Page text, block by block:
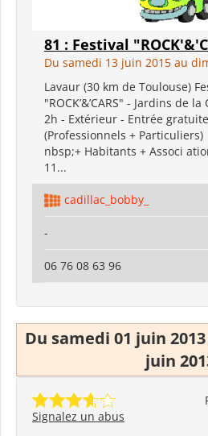
81 : Festival
Du samedi 13 juin 2015 au
Lavaur (30 km de Toulouse)
"ROCK’&’CARS" - Jardins de
2h - Extérieur - Entrée
(Professionnels + Particuliers)
nbsp;+ Habitants + Associ
11...
cadillac_bobby_
-
06 76 08 63 96
Du samedi 01 juin
juin
Signalez un abus